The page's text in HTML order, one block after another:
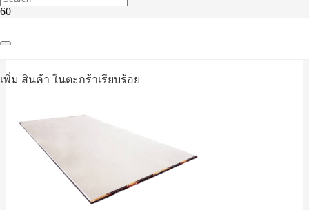
เพิ่ม สินค้า ในตะกร้าเรียบร้อย